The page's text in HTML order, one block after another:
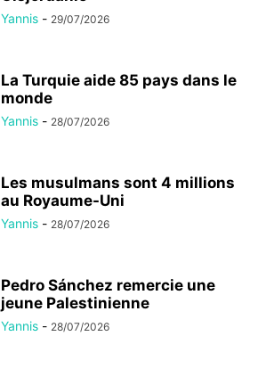
Yannis - 29/07/2026
La Turquie aide 85 pays dans le
monde
Yannis - 28/07/2026
Les musulmans sont 4 millions
au Royaume-Uni
Yannis - 28/07/2026
Pedro Sánchez remercie une
jeune Palestinienne
Yannis - 28/07/2026